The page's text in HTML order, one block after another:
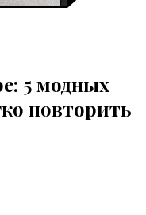
5 модных
повторить